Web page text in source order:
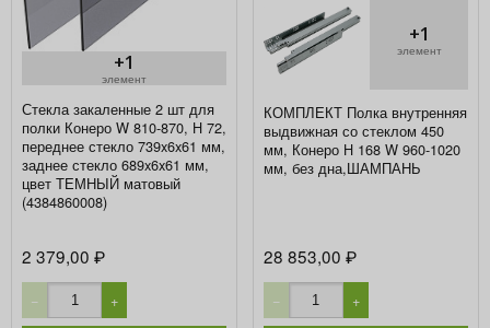
+1
элемент
Стекла закаленные 2 шт для
полки Конеро W 810-870, H 72,
переднее стекло 739x6x61 мм,
заднее стекло 689x6x61 мм,
цвет ТЕМНЫЙ матовый
(4384860008)
2 379,00₽
− +
+1
элемент
КОМПЛЕКТ Полка внутренняя
выдвижная со стеклом 450
мм, Конеро H 168 W 960-1020
мм, без дна,ШАМПАНЬ
28 853,00 ₽
− +